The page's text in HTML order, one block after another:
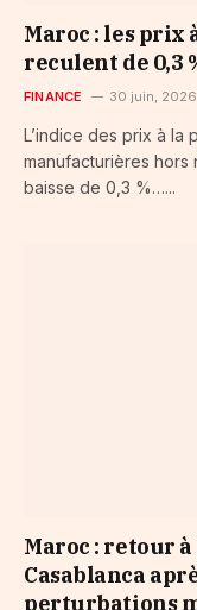
Maroc : les
reculent de 0,3
FINANCE 30 juin, 2026
L’indice des prix à la
manufacturières
baisse de 0,3 %…...
Maroc : retour
Casablanca
perturbations